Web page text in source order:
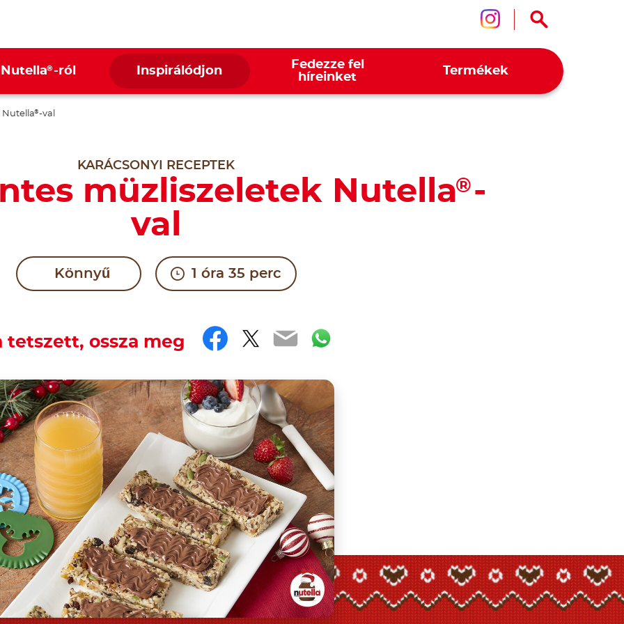
Kövessen
® -ról Inspirálódjon
Fedezze fel
híreinket
Termékek
Nutella®-val
KARÁCSONYI RECEPTEK
müzliszeletek Nutella® -
val
Könnyű 1 óra 35 perc
tetszett, ossza meg Facebook
Twitter
EmailWhatsApp